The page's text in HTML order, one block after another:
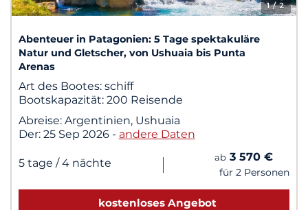
1/ 2
Abenteuer in Patagonien: 5 Tage spektakuläre
Natur und Gletscher, von Ushuaia bis Punta
Arenas
Art des Bootes: schiff
Bootskapazität: 200 Reisende
Abreise: Argentinien, Ushuaia
Der: 25 Sep 2026 - andere Daten
5 tage / 4 nächte | ab 3 570 €
für 2 Personen
kostenloses Angebot